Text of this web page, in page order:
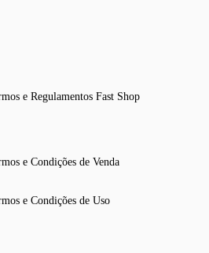
e Regulamentos Fast Shop
e Condições de Venda
e Condições de Uso